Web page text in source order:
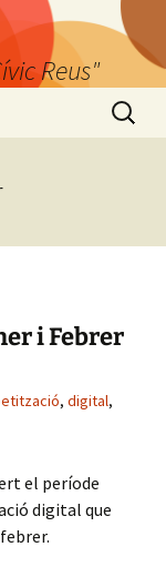
Reus"
Cerca:
i Febrer
, digital,
el període
digital que